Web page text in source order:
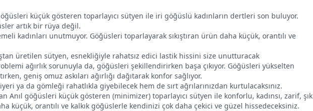
küçük gösteren toparlayıcı sütyen ile iri göğüslü kadınların dertleri son buluyor.
artık bir rüya değil.
kadınları unutmuyor. Göğüsleri toparlayarak sıkıştıran ürün daha küçük, orantılı ve
üretilen sütyen, esnekliğiyle rahatsız edici lastik hissini size unutturacak
ağırlık sorunuyla da, göğüsleri şekillendirirken başa çıkıyor. Göğüsleri yükselten
geniş omuz askıları ağırlığı dağıtarak konfor sağlıyor.
ya da gömleği rahatlıkla giyebilecek hem de sırt ağrılarınızdan kurtulacaksınız.
Anıl göğüsleri küçük gösteren (minimizer) toparlayıcı sütyen ile konforlu, kadınsı, zarif, şık
küçük, orantılı ve kalkık göğüslerle kendinizi çok daha çekici ve güzel hissedeceksiniz.